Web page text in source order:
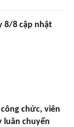
8/8 cập nhật
chức, viên
luân chuyển